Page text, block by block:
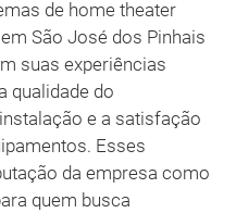
de home theater
São José dos Pinhais
suas experiências
qualidade do
e a satisfação
Esses
da empresa como
quem busca